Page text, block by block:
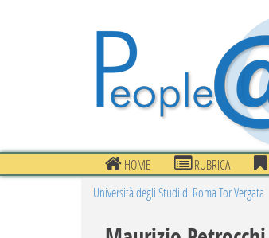
HOME RUBRICA
Università degli Studi di Roma Tor Vergata